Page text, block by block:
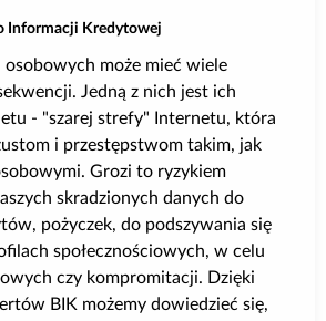
Informacji Kredytowej
osobowych może mieć wiele
Jedną z nich jest ich
- "szarej strefy" Internetu, która
i przestępstwom takim, jak
Grozi to ryzykiem
skradzionych danych do
pożyczek, do podszywania się
społecznościowych, w celu
czy kompromitacji. Dzięki
BIK możemy dowiedzieć się,